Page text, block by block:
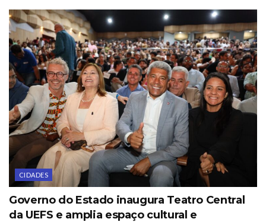
CIDADES
Governo do Estado inaugura Teatro Central
da UEFS e amplia espaço cultural e